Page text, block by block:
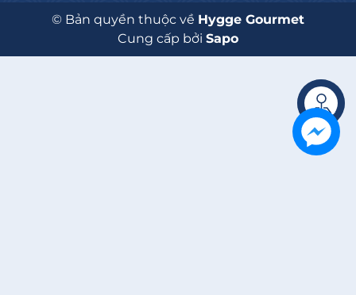
© Bản quyền thuộc về Hygge Gourmet
Cung cấp bởi Sapo
Liên hệ